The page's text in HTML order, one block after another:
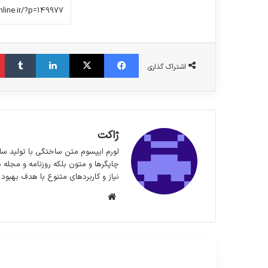
اشتراک گذاری
فیس بوک X لینکدین
ژاکت
لورم ایپسوم متن ساختگی با تولید
چاپگرها و متون بلکه روزنامه و
نیاز و کاربردهای متنوع با هدف